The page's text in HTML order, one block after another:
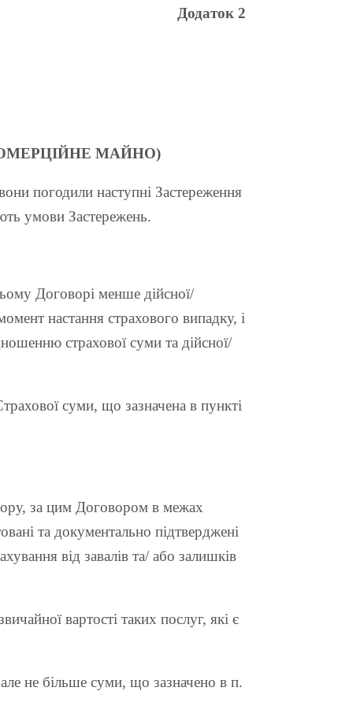
Додаток 2
МАЙНО)
погодили наступні Застереження
умови Застережень.
Договорі менше дійсної/
настання страхового випадку, і
страхової суми та дійсної/
суми, що зазначена в пункті
за цим Договором в межах
та документально підтверджені
від завалів та/ або залишків
вартості таких послуг, які є
не більше суми, що зазначено в п.